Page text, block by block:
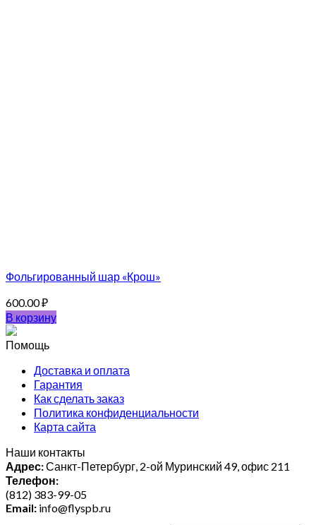
Фольгированный шар «Крош»
600.00₽
В корзину
Помощь
Доставка и оплата
Гарантия
Как сделать заказ
Политика конфиденциальности
Карта сайта
Наши контакты
Адрес:Санкт-Петербург, 2-ой Муринский 49, офис 211
Телефон:
(812) 383-99-05
Email: info@flyspb.ru